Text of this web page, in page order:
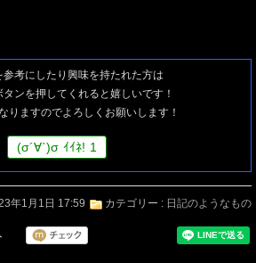
参考にしたり興味を持たれた方は
ンを押してくれると嬉しいです！
りますのでよろしくお願いします！
(σ´∀`)σ ｲｲﾈ! 1
年1月1日 17:59 カテゴリー : 日記のようなもの